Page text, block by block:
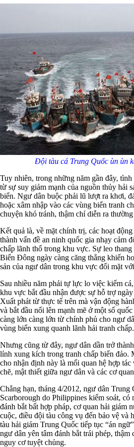
Đội tàu cá Trung Quốc ùn ùn
Tuy nhiên, trong những năm gần đây,
từ sự suy giảm mạnh của nguồn thủy hải
biển. Ngư dân buộc phải lũ lượt ra khơi,
hoặc xâm nhập vào các vùng biển tranh
chuyện khó tránh, thậm chí diễn ra
Kết quả là, về mặt chính trị, các hoạt
thành vấn đề an ninh quốc gia nhạy cảm
chấp lãnh thổ trong khu vực. Sự leo thang
Biển Đông ngày càng căng thẳng khiến
sản của ngư dân trong khu vực đối mặt
Sau nhiều năm phải tự lực lo việc kiếm
khu vực bắt đầu nhận được sự hỗ trợ
Xuất phát từ thực tế trên mà vận động
và bắt đầu nổi lên mạnh mẽ ở một số
càng lớn càng lớn từ chính phủ cho ngư
vùng biển xung quanh lãnh hải tranh chấp.
Nhưng cũng từ đây, ngư dân dần trở
lính xung kích trong tranh chấp biển đảo.
cho nhận định này là mối quan hệ hợp tác
chẽ, mật thiết giữa ngư dân và các cơ
Chẳng hạn, tháng 4/2012, ngư dân Trung
Scarborough do Philippines kiểm soát,
đánh bắt bất hợp pháp, cơ quan hải giám
cuộc, điều đội tàu công vụ đến bảo vệ và
tàu hải giám Trung Quốc tiếp tục “án
ngư dân yên tâm đánh bắt trái phép, thậm
nguy cơ tuyệt chủng.